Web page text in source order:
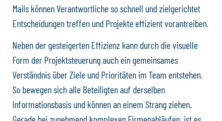
Mails können Verantwortliche so schnell und zielgerichtet
Entscheidungen treffen und Projekte effizient vorantreiben.
Neben der gesteigerten Effizienz kann durch die visuelle
Form der Projektsteuerung auch ein gemeinsames
Verständnis über Ziele und Prioritäten im Team entstehen.
So bewegen sich alle Beteiligten auf derselben
Informationsbasis und können an einem Strang ziehen.